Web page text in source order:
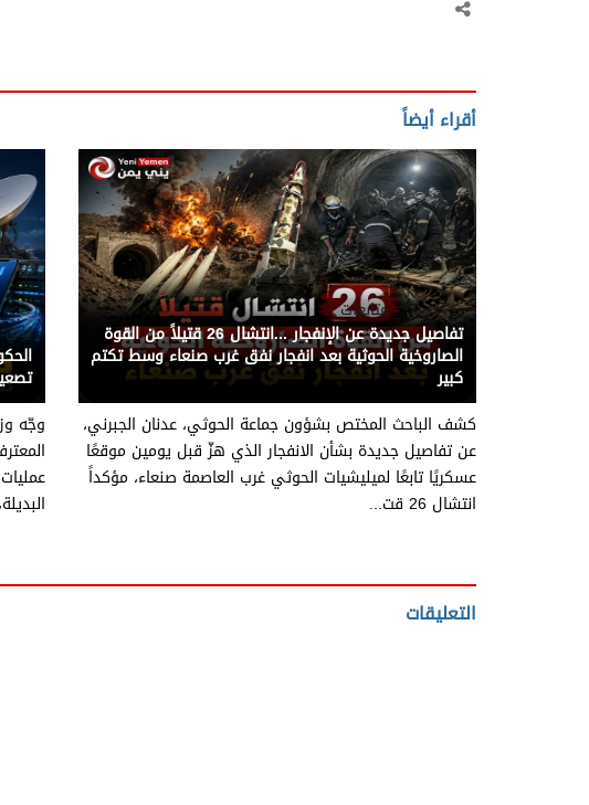
أقراء أيضاً
يني يمن - متابعات
تفاصيل جديدة عن الإنفجار ...انتشال 26 قتيلاً من القوة
الصاروخية الحوثية بعد انفجار نفق غرب صنعاء وسط تكتم
كبير
كشف الباحث المختص بشؤون جماعة الحوثي، عدنان الجبرني،
عن تفاصيل جديدة بشأن الانفجار الذي هزّ قبل يومين موقعًا
عسكريًا تابعًا لميليشيات الحوثي غرب العاصمة صنعاء، مؤكداً
انتشال 26 قت...
يني
وجّه
التعليقات